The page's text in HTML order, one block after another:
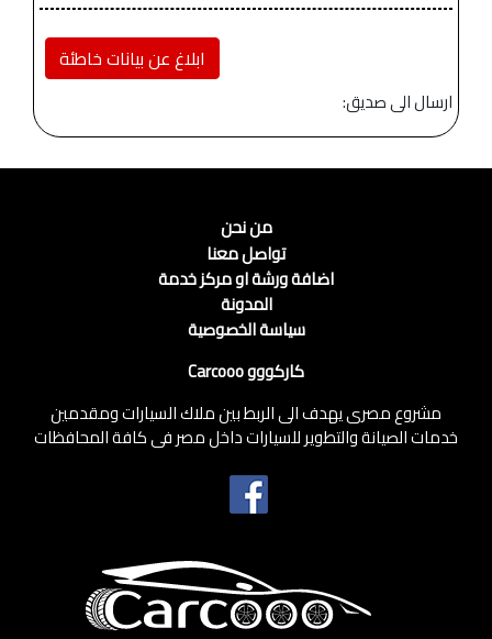
ابلاغ عن بيانات خاطئة
ارسال الى صديق:
من نحن
تواصل معنا
اضافة ورشة او مركز خدمة
المدونة
سياسة الخصوصية
كاركووو Carcooo
مشروع مصرى يهدف الى الربط بين ملاك السيارات ومقدمين
خدمات الصيانة والتطوير للسيارات داخل مصر فى كافة المحافظات